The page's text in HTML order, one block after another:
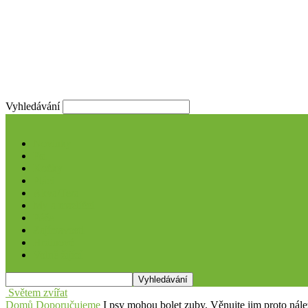
Vyhledávání
Světem zvířat
Domů Doporučujeme I psy mohou bolet zuby. Věnujte jim proto